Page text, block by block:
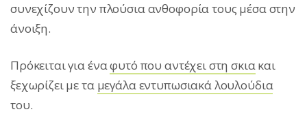
συνεχίζουν την πλούσια ανθοφορία τους μέσα στην
άνοιξη.
Πρόκειται για έναφυτό που αντέχει στη σκιακαι
ξεχωρίζει με τα μεγάλα εντυπωσιακά λουλούδια
του.